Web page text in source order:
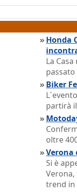
» Honda
La
» Biker
partirà
»
oltre
»Verona
Si è
trend in